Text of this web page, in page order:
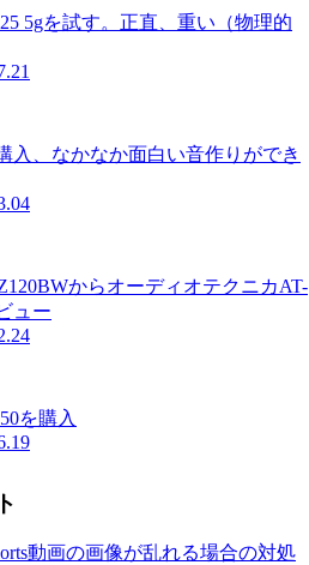
5gを試す。正直、重い（物理的
入、なかなか面白い音作りができ
からオーディオテクニカAT-
ュー
を購入
動画の画像が乱れる場合の対処